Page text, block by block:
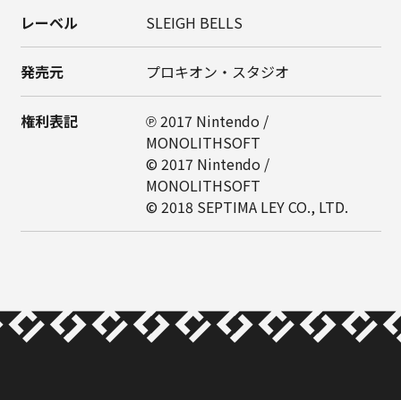
レーベル SLEIGH BELLS
発売元 プロキオン・スタジオ
権利表記
℗ 2017 Nintendo /
MONOLITHSOFT
© 2017 Nintendo /
MONOLITHSOFT
© 2018 SEPTIMA LEY CO., LTD.